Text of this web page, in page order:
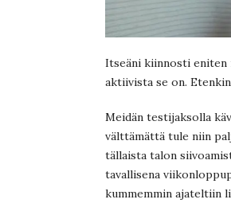
Itseäni kiinnosti eniten
aktiivista se on.
Meidän testijaksolla
välttämättä tule niin
tällaista talon
tavallisena
kummemmin ajateltiin